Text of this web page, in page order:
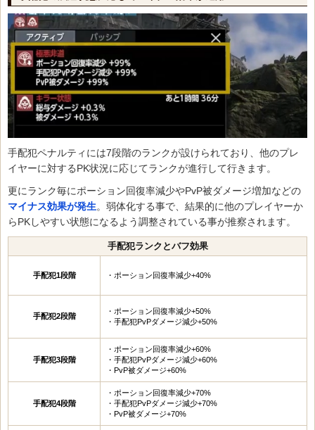
手配犯ペナルティには7段階のランクが設けられており、他のプレ
イヤーに対するPK状況に応じてランクが進行して行きます。
更にランク毎にポーション回復率減少やPvP被ダメージ増加などの
マイナス効果が発生。弱体化する事で、結果的に他のプレイヤーか
らPKしやすい状態になるよう調整されている事が推察されます。
手配犯ランクとバフ効果
手配犯1段階 ・ポーション回復率減少+40%
手配犯2段階
・ポーション回復率減少+50%
・手配犯PvPダメージ減少+50%
手配犯3段階
・ポーション回復率減少+60%
・手配犯PvPダメージ減少+60%
・PvP被ダメージ+60%
手配犯4段階
・ポーション回復率減少+70%
・手配犯PvPダメージ減少+70%
・PvP被ダメージ+70%